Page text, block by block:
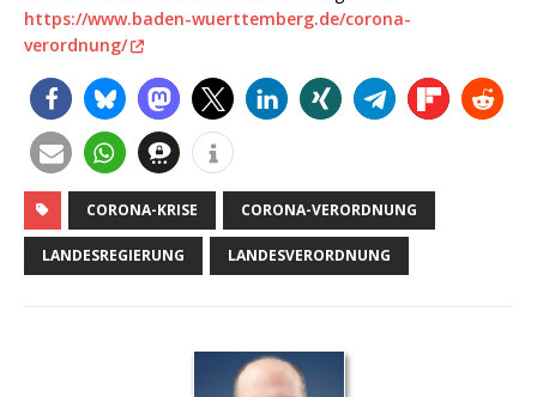
https://www.baden-wuerttemberg.de/corona-
verordnung/
CORONA-KRISE CORONA-VERORDNUNG
LANDESREGIERUNG LANDESVERORDNUNG